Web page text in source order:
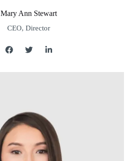
Mary Ann Stewart
CEO, Director